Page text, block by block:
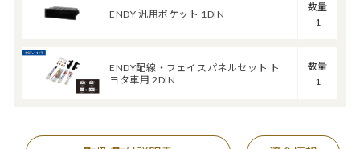
ENDY 汎用ポケット 1DIN
数量
1
ENDY配線・フェイスパネルセット ト
ヨタ車用 2DIN
数量
1